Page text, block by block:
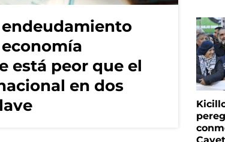
está peor que el
en dos